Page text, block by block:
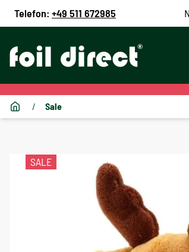
Telefon: +49 511 672985
/ Sale
SALE